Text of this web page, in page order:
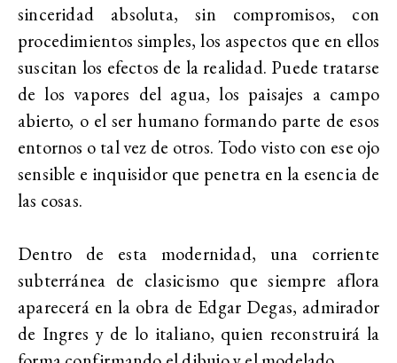
sinceridad absoluta, sin compromisos, con
procedimientos simples, los aspectos que en ellos
suscitan los efectos de la realidad. Puede tratarse
de los vapores del agua, los paisajes a campo
abierto, o el ser humano formando parte de esos
entornos o tal vez de otros. Todo visto con ese ojo
sensible e inquisidor que penetra en la esencia de
las cosas.
Dentro de esta modernidad, una corriente
subterránea de clasicismo que siempre aflora
aparecerá en la obra de Edgar Degas, admirador
de Ingres y de lo italiano, quien reconstruirá la